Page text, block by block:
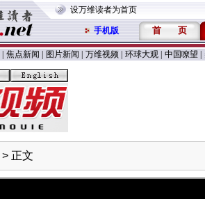
设万维读者为首页
手机版 首 页
焦点新闻 图片新闻 万维视频 环球大观 中国嘹望
> 正文